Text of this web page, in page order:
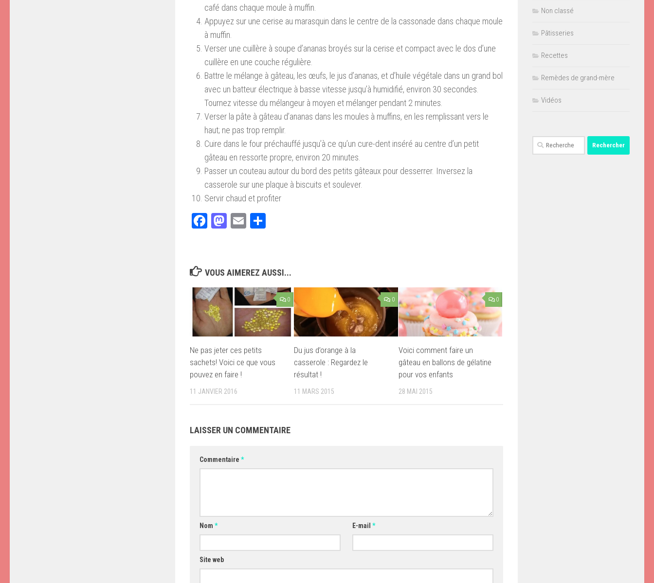
café dans chaque moule à muffin.
Appuyez sur une cerise au marasquin dans le centre de la cassonade dans chaque moule
à muffin.
Verser une cuillère à soupe d’ananas broyés sur la cerise et compact avec le dos d’une
cuillère en une couche régulière.
Battre le mélange à gâteau, les œufs, le jus d’ananas, et d’huile végétale dans un grand bol
avec un batteur électrique à basse vitesse jusqu’à humidifié, environ 30 secondes.
Tournez vitesse du mélangeur à moyen et mélanger pendant 2 minutes.
Verser la pâte à gâteau d’ananas dans les moules à muffins, en les remplissant vers le
haut; ne pas trop remplir.
Cuire dans le four préchauffé jusqu’à ce qu’un cure-dent inséré au centre d’un petit
gâteau en ressorte propre, environ 20 minutes.
Passer un couteau autour du bord des petits gâteaux pour desserrer. Inversez la
casserole sur une plaque à biscuits et soulever.
Servir chaud et profiter
Facebook
Mastodon
Email
VOUS AIMEREZ AUSSI...
0
Ne pas jeter ces petits
sachets! Voici ce que vous
pouvez en faire !
11 JANVIER 2016
0
Du jus d’orange à la
casserole : Regardez le
résultat !
11 MARS 2015
0
Voici comment faire un
gâteau en ballons de gélatine
pour vos enfants
28 MAI 2015
LAISSER UN COMMENTAIRE
Commentaire *
Nom * E-mail*
Site web
Non classé
Pâtisseries
Recettes
Remèdes de grand-mère
Vidéos
Rechercher :